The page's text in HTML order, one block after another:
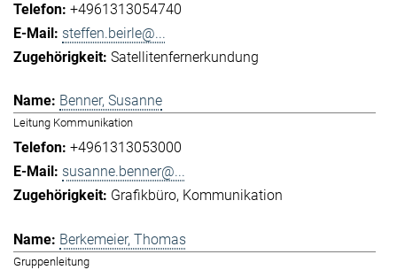
+4961313054740
steffen.beirle@...
Satellitenfernerkundung
Benner, Susanne
Leitung Kommunikation
+4961313053000
susanne.benner@...
Grafikbüro Kommunikation
Berkemeier, Thomas
Gruppenleitung